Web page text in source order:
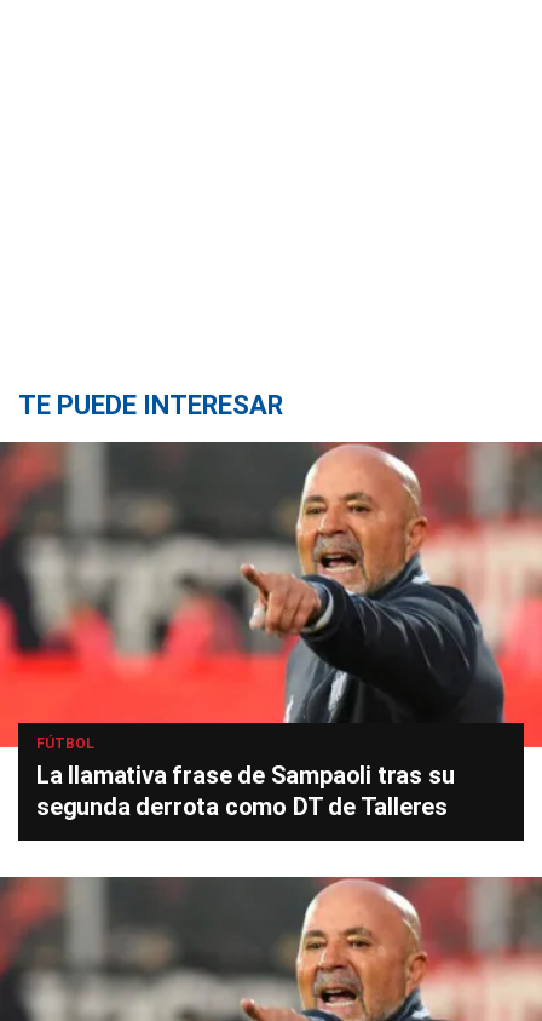
TE PUEDE INTERESAR
FÚTBOL
La llamativa frase de Sampaoli tras su
segunda derrota como DT de Talleres